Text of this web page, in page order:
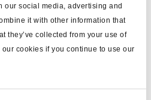
our social media, advertising and
it with other information that
they’ve collected from your use of
cookies if you continue to use our